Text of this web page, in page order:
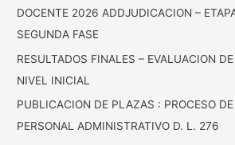
DOCENTE 2026 ADDJUDICACION –
SEGUNDA FASE
RESULTADOS FINALES – EVALUACION
NIVEL INICIAL
PUBLICACION DE PLAZAS : PROCESO
PERSONAL ADMINISTRATIVO D. L. 276